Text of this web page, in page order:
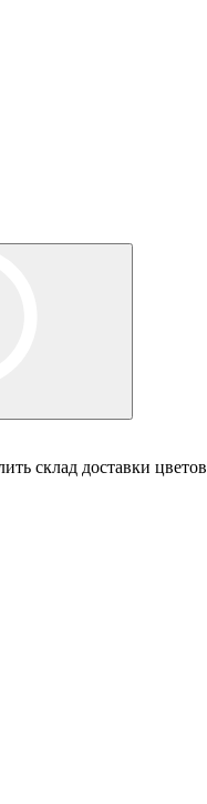
склад доставки цветов